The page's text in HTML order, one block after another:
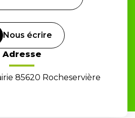
Nous écrire
Adresse
85620 Rocheservière